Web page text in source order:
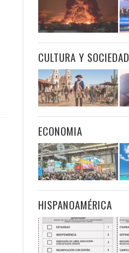
CULTURA Y SOCIEDAD
ECONOMIA
HISPANOAMÉRICA